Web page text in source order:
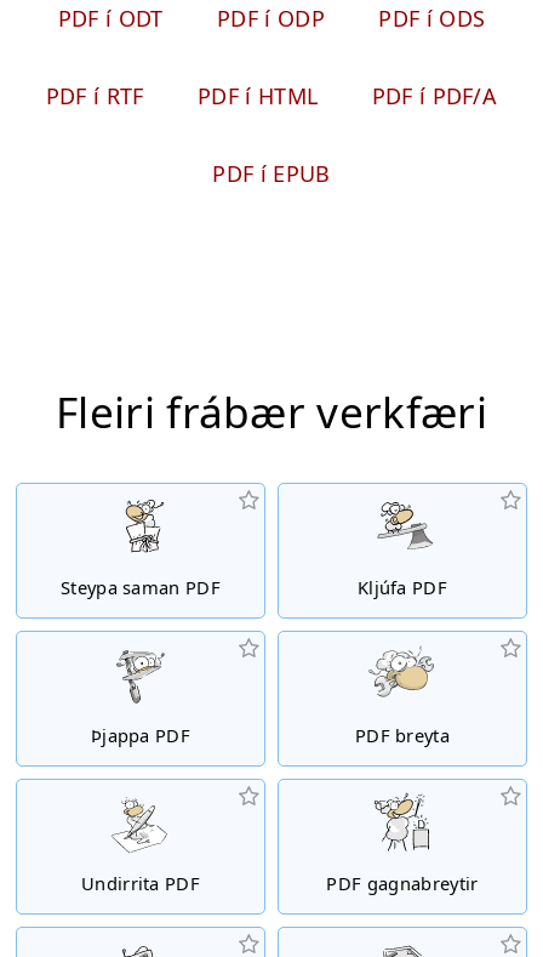
PDF í ODT PDF í ODP PDF í ODS
PDF í RTF PDF í HTML PDF í PDF/A
PDF í EPUB
Fleiri frábær verkfæri
Steypa saman PDF Kljúfa PDF
Þjappa PDF PDF breyta
Undirrita PDF PDF gagnabreytir